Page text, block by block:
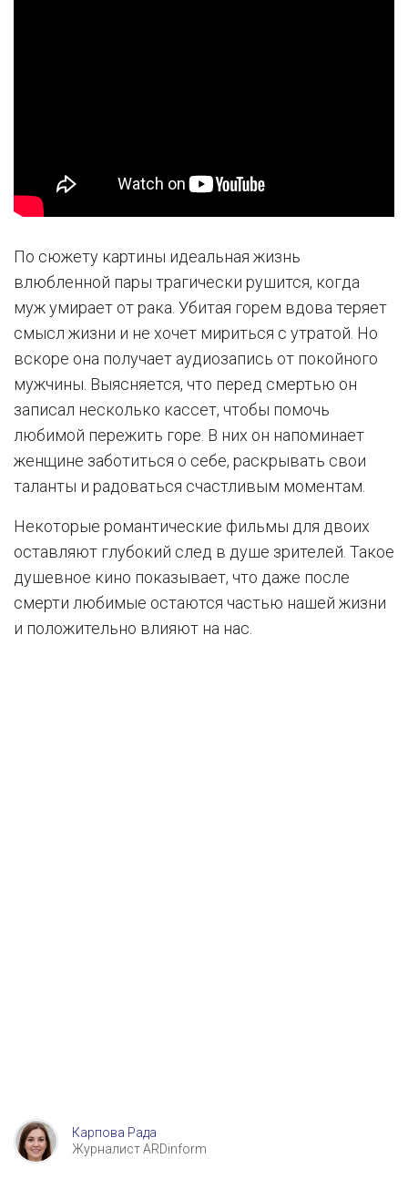
По сюжету картины идеальная жизнь
влюбленной пары трагически рушится, когда
муж умирает от рака. Убитая горем вдова теряет
смысл жизни и не хочет мириться с утратой. Но
вскоре она получает аудиозапись от покойного
мужчины. Выясняется, что перед смертью он
записал несколько кассет, чтобы помочь
любимой пережить горе. В них он напоминает
женщине заботиться о себе, раскрывать свои
таланты и радоваться счастливым моментам.
Некоторые романтические фильмы для двоих
оставляют глубокий след в душе зрителей. Такое
душевное кино показывает, что даже после
смерти любимые остаются частью нашей жизни
и положительно влияют на нас.
Карпова Рада
Журналист ARDinform